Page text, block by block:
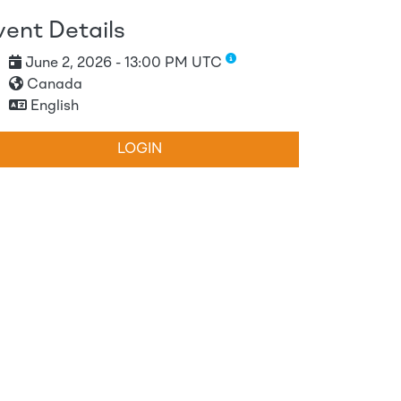
Details
June 2, 2026 - 13:00 PM UTC
Canada
English
LOGIN